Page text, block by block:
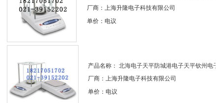
厂商：上海升隆电子科技有限公司
单价：电议
产品名称： 北海电子天平防城港电子天平钦州电子
厂商：上海升隆电子科技有限公司
单价：电议